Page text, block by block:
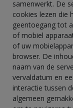
samenwerkt. De
cookies lezen die
geentoegang tot
of mobiel
of uw
browser. De
naam van de
vervaldatum en
interactie tussen
algemeen